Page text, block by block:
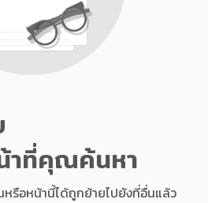
าที่คุณค้นหา
รือหน้านี้ได้ถูกย้ายไปยังที่อื่นแล้ว